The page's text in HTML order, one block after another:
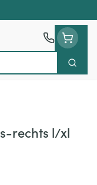
Zoek
rechts l/xl